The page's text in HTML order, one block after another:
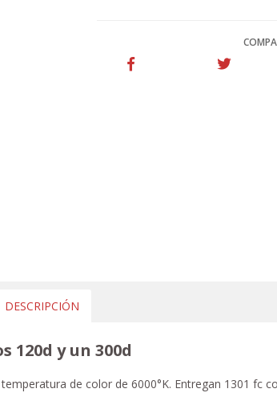
DESCRIPCIÓN
120d y un 300d
de color de 6000°K. Entregan 1301 fc